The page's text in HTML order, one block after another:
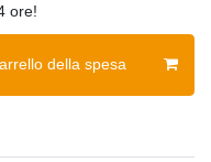
ore!
della spesa